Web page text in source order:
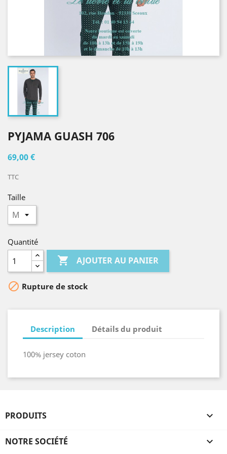
PYJAMA GUASH 706
69,00 €
TTC
Taille
Quantité
 AJOUTER AU PANIER
 Rupture de stock
Description Détails du produit
100% jersey coton
PRODUITS 
NOTRE SOCIÉTÉ 